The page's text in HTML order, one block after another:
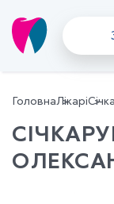
ГоловнаЛікарі